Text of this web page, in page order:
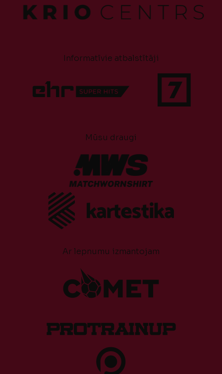
Informatīvie atbalstītāji
Mūsu draugi
Ar lepnumu izmantojam